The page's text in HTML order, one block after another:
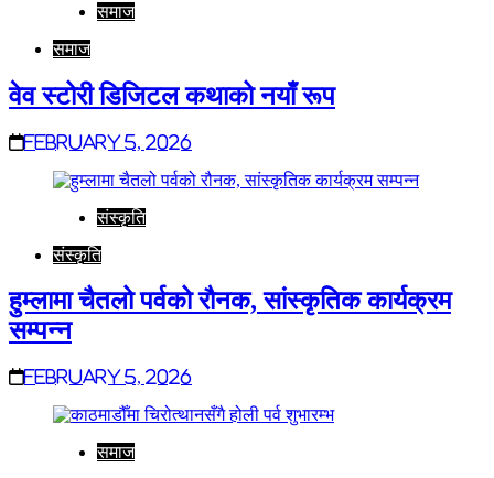
समाज
समाज
वेव स्टोरी डिजिटल कथाको नयाँ रूप
February 5, 2026
संस्कृति
संस्कृति
हुम्लामा चैतलो पर्वको रौनक, सांस्कृतिक कार्यक्रम
सम्पन्न
February 5, 2026
समाज